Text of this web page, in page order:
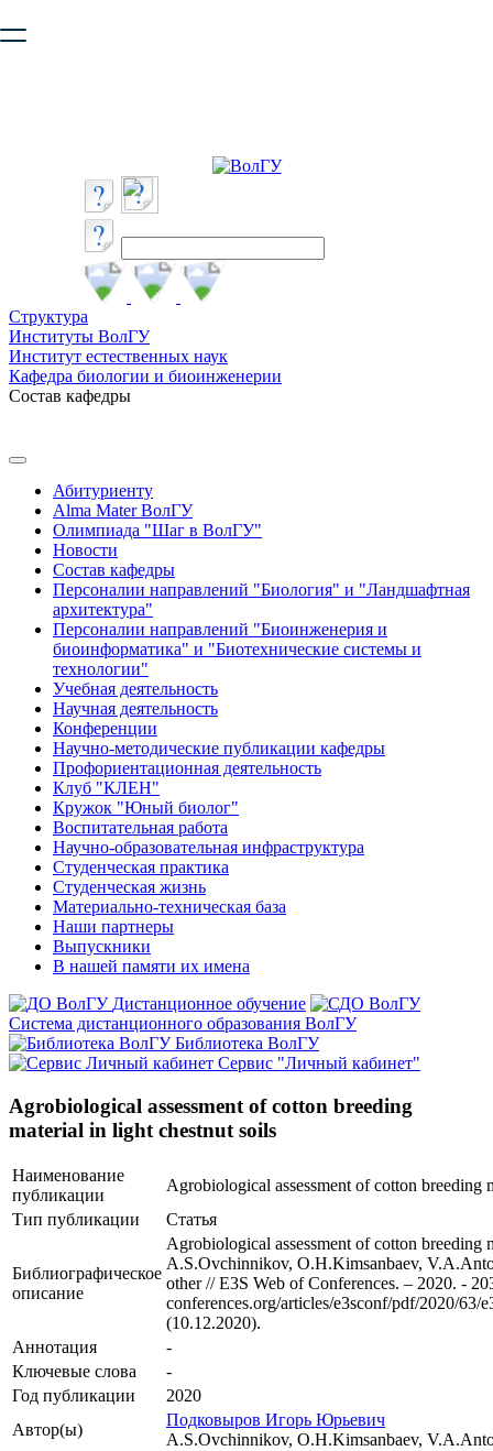
безопасную работу с сайтом. Пожалуйста
Структура
Институты ВолГУ
Институт естественных наук
Кафедра биологии и биоинженерии
Состав кафедры
Абитуриенту
Alma Mater ВолГУ
Олимпиада "Шаг в ВолГУ"
Новости
Состав кафедры
Персоналии направлений "Биология" и "Ландшафтная
архитектура"
Персоналии направлений "Биоинженерия и
биоинформатика" и "Биотехнические системы и
технологии"
Учебная деятельность
Научная деятельность
Конференции
Научно-методические публикации кафедры
Профориентационная деятельность
Клуб "КЛЕН"
Кружок "Юный биолог"
Воспитательная работа
Научно-образовательная инфраструктура
Студенческая практика
Студенческая жизнь
Материально-техническая база
Наши партнеры
Выпускники
В нашей памяти их имена
Дистанционное обучение
Система дистанционного образования ВолГУ
Библиотека ВолГУ
Сервис "Личный кабинет"
Agrobiological assessment of cotton breeding
material in light chestnut soils
Наименование
публикации
Agrobiological assessment of cotton breeding
Тип публикации
Статья
Библиографическое
описание
Agrobiological assessment of cotton breeding
A.S.Ovchinnikov, O.H.Kimsanbaev,
other // E3S Web of Conferences. – 2020. -
conferences.org/articles/e3sconf/pdf/2020/63/
(10.12.2020).
Аннотация
-
Ключевые cлова
-
Год публикации
2020
Автор(ы)
Подковыров Игорь Юрьевич
A.S.Ovchinnikov, O.H.Kimsanbaev,